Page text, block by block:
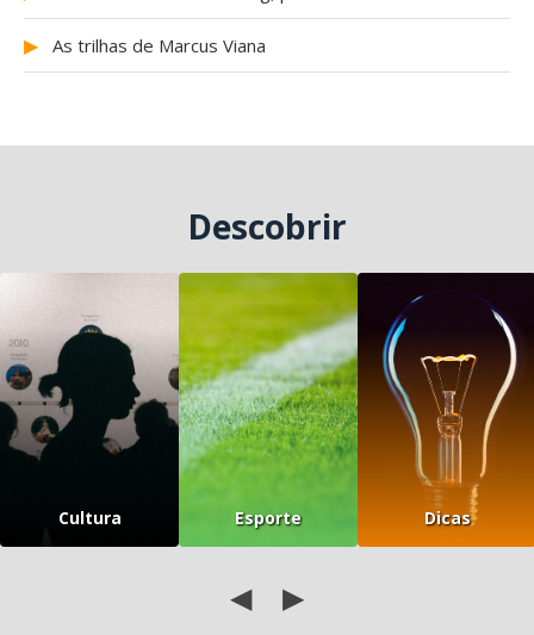
▶ As trilhas de Marcus Viana
Descobrir
Cultura Esporte Dicas
◀ ▶